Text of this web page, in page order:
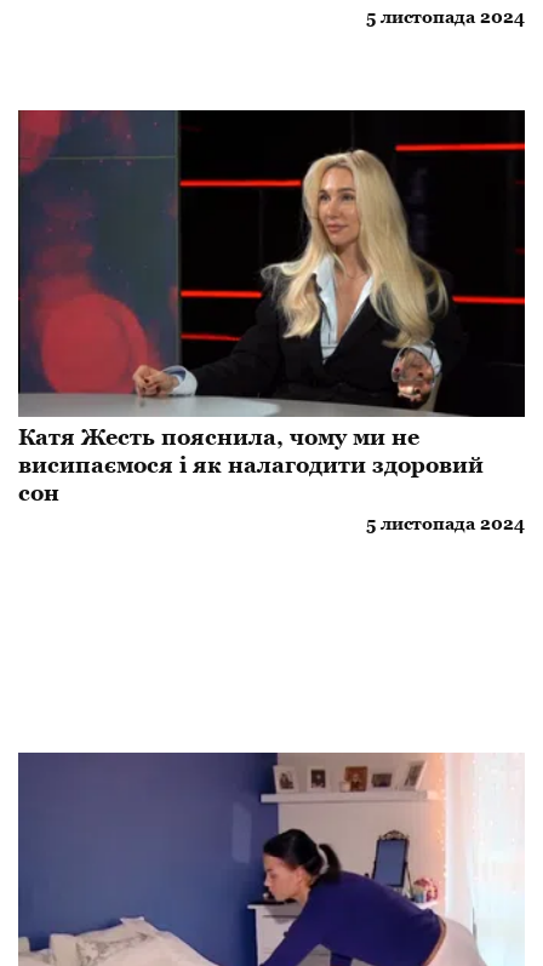
5 листопада 2024
Катя Жесть пояснила, чому ми не
висипаємося і як налагодити здоровий
сон
5 листопада 2024